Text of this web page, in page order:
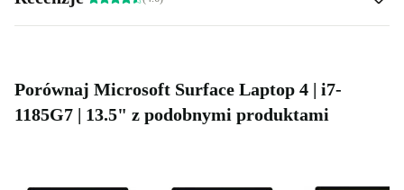
Porównaj Microsoft Surface Laptop 4 | i7-
1185G7 | 13.5" z podobnymi produktami